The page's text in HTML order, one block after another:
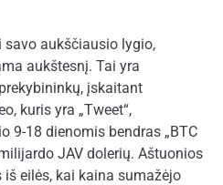
savo aukščiausio lygio,
aukštesnį. Tai yra
įskaitant
kuris yra „Tweet“,
9-18 dienomis bendras „BTC
JAV dolerių. Aštuonios
eilės, kai kaina sumažėjo